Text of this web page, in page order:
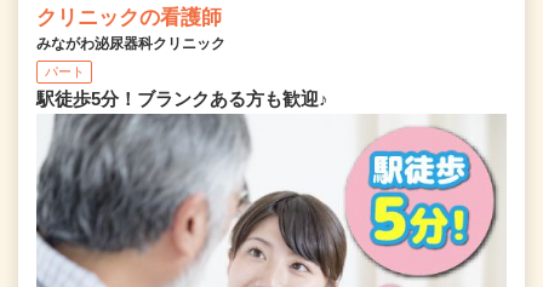
クリニックの看護師
みながわ泌尿器科クリニック
パート
駅徒歩5分！ブランクある方も歓迎♪